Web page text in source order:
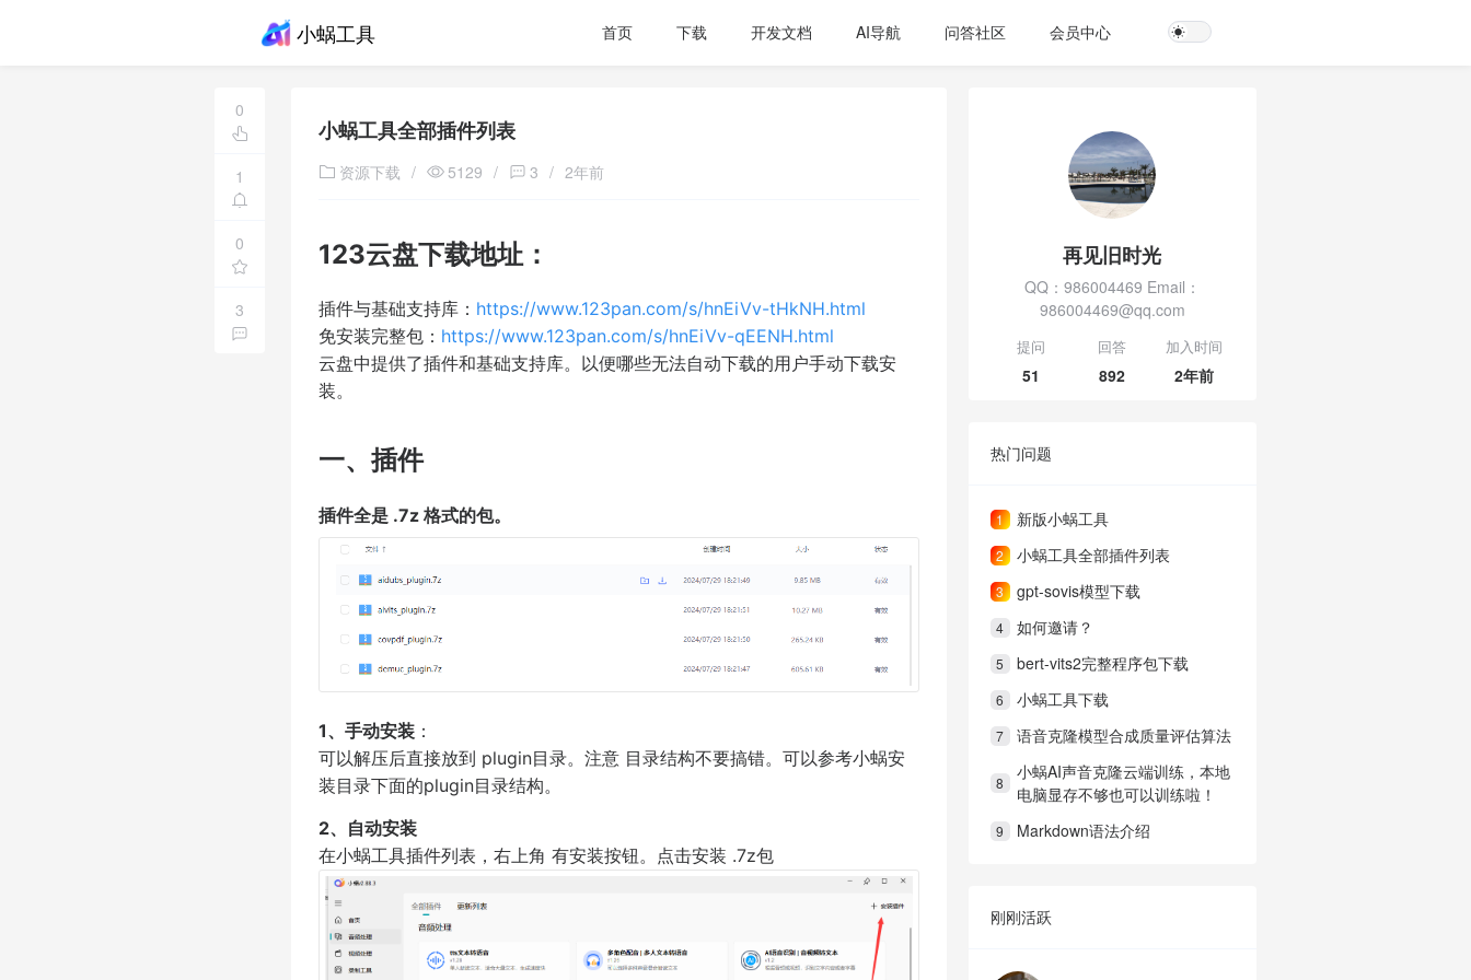
小蜗工具 首页 下载 开发文档 AI导航 问答社区 会员中心
小蜗工具全部插件列表
资源下载 / 5129 / 3 / 2年前
123云盘下载地址：
插件与基础支持库： https://www.123pan.com/s/hnEiVv-tHkNH.html
免安装完整包： https://www.123pan.com/s/hnEiVv-qEENH.html
云盘中提供了插件和基础支持库。以便哪些无法自动下载的用户手动下载安
装。
一、插件
插件全是 .7z 格式的包。
1、手动安装 ：
可以解压后直接放到 plugin目录。注意 目录结构不要搞错。可以参考小蜗安
装目录下面的plugin目录结构。
2、自动安装
在小蜗工具插件列表，右上角 有安装按钮。点击安装 .7z包
0
1
0
3
再见旧时光
QQ：986004469 Email：
986004469@qq.com
提问
51
回答
892
加入时间
2年前
热门问题
1 新版小蜗工具
2 小蜗工具全部插件列表
3 gpt-sovis模型下载
4 如何邀请？
5 bert-vits2完整程序包下载
6 小蜗工具下载
7 语音克隆模型合成质量评估算法
8
小蜗AI声音克隆云端训练，本地
电脑显存不够也可以训练啦！
9 Markdown语法介绍
刚刚活跃